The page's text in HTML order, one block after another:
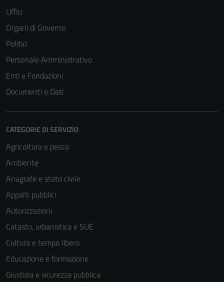
Uffici
Organi di Governo
Politici
Personale Amministrativo
Enti e Fondazioni
Documenti e Dati
CATEGORIE DI SERVIZIO
Agricoltura e pesca
Ambiente
Anagrafe e stato civile
Appalti pubblici
Autorizzazioni
Catasto, urbanistica e SUE
Cultura e tempo libero
Educazione e formazione
Giustizia e sicurezza pubblica